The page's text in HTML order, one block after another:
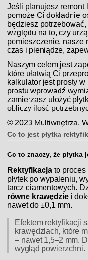
Jeśli planujesz remont
pomoże Ci dokładnie
będziesz
względu na to, czy
pomieszczenie, nasze
czas i pieniądze,
Naszym celem jest
które ułatwią Ci
kalkulator jest prosty w
prostu wprowadź
zamierzasz ułożyć
obliczy ilość
© 2023 Multiwnętrza.
Co to jest płytka
Co to znaczy, że płytka
Rektyfikacja to proces
płytek po wypaleniu,
tarcz diamentowych.
równe krawędzie i
nawet do ±0,1 mm.
Efektem rektyfikacji
krawędziach, które
– nawet 1,5–2 mm.
wygląd powierzchni.